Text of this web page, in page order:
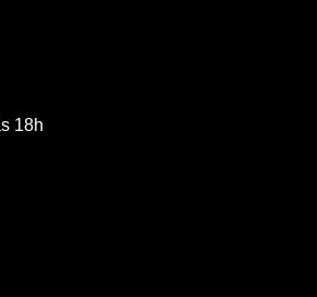
18h